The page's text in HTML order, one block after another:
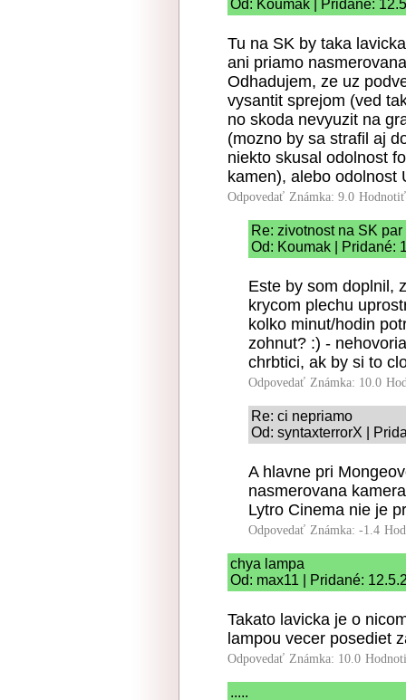
Od: Koumak | Pridané:
Tu na SK by taka
ani priamo
Odhadujem, ze uz
vysantit sprejom (ved
no skoda nevyuzit na
(mozno by sa strafil aj
niekto skusal odolnost
kamen), alebo odolnost
Odpovedať Známka: 9.0
Re: zivotnost na SK
Od: Koumak | Pridané:
Este by som doplnil,
krycom plechu
kolko minut/hodin
zohnut? :) -
chrbtici, ak by si to
Odpovedať Známka: 10.0
Re: ci nepriamo
Od: syntaxterrorX |
A hlavne pri
nasmerovana
Lytro Cinema nie je
Odpovedať Známka: -1.4
chya lampa
Od: max11 | Pridané:
Takato lavicka je o
lampou vecer posediet
Odpovedať Známka: 10.0
.....